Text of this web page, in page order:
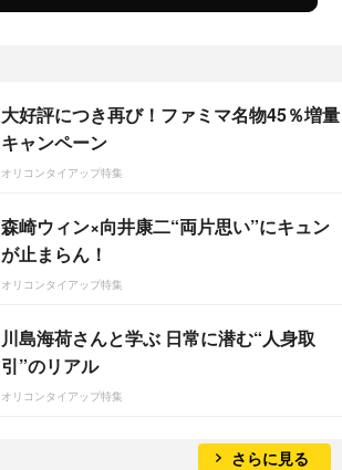
大好評につき再び！ファミマ名物45％増量
キャンペーン
オリコンタイアップ特集
森崎ウィン×向井康二“両片思い”にキュン
が止まらん！
オリコンタイアップ特集
川島海荷さんと学ぶ 日常に潜む“人身取
引”のリアル
オリコンタイアップ特集
さらに見る